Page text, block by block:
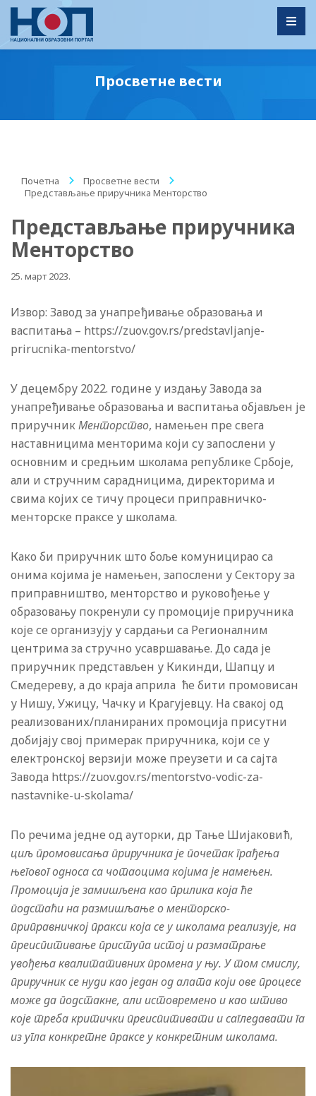
Просветне вести
Почетна / Просветне вести
/
Представљање приручника Менторство
Представљање приручника
Менторство
25. март 2023.
Извор: Завод за унапређивање образовања и
васпитања – https://zuov.gov.rs/predstavljanje-
prirucnika-mentorstvo/
У децембру 2022. године у издању Завода за
унапређивање образовања и васпитања објављен је
приручникМенторство, намењен пре свега
наставницима менторима који су запослени у
основним и средњим школама републике Србоје,
али и стручним сарадницима, директорима и
свима којих се тичу процеси приправничко-
менторске праксе у школама.
Како би приручник што боље комуницирао са
онима којима је намењен, запослени у Сектору за
приправништво, менторство и руковођење у
образовању покренули су промоције приручника
које се организују у сардањи са Регионалним
центрима за стручно усавршавање. До сада је
приручник представљен у Кикинди, Шапцу и
Смедереву, а до краја априла ће бити промовисан
у Нишу, Ужицу, Чачку и Крагујевцу. На свакој од
реализованих/планираних промоција присутни
добијају свој примерак приручника, који се у
електронској верзији може преузети и са сајта
Завода https://zuov.gov.rs/mentorstvo-vodic-za-
nastavnike-u-skolama/
По речима једне од ауторки, др Тање Шијаковић,
циљ промовисања приручника је почетак грађења
његовог односа са чотаоцима којима је намењен.
Промоција је замишљена као прилика која ће
подстаћи на размишљање о менторско-
приправничкој пракси која се у школама реализује, на
преиспитивање приступа истој и разматрање
увођења квалитативних промена у њу. У том смислу,
приручник се нуди као један од алата који ове процесе
може да подстакне, али истовремено и као штиво
које треба критички преиспитивати и сагледавати га
из угла конкретне праксе у конкретним школама.